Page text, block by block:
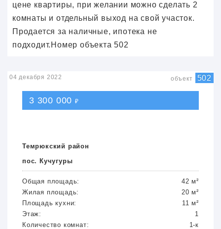
цене квартиры, при желании можно сделать 2
комнаты и отдельный выход на свой участок.
Продается за наличные, ипотека не
подходит.Номер объекта 502
04 декабря 2022 объект 502
3 300 000 ₽
Темрюкский район
пос. Кучугуры
Общая площадь:
42 м²
Жилая площадь:
20 м²
Площадь кухни:
11 м²
Этаж:
1
Количество комнат:
1-к